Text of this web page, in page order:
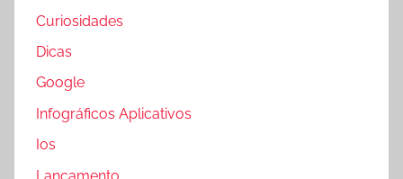
Curiosidades
Dicas
Google
Infográficos Aplicativos
Ios
Lançamento